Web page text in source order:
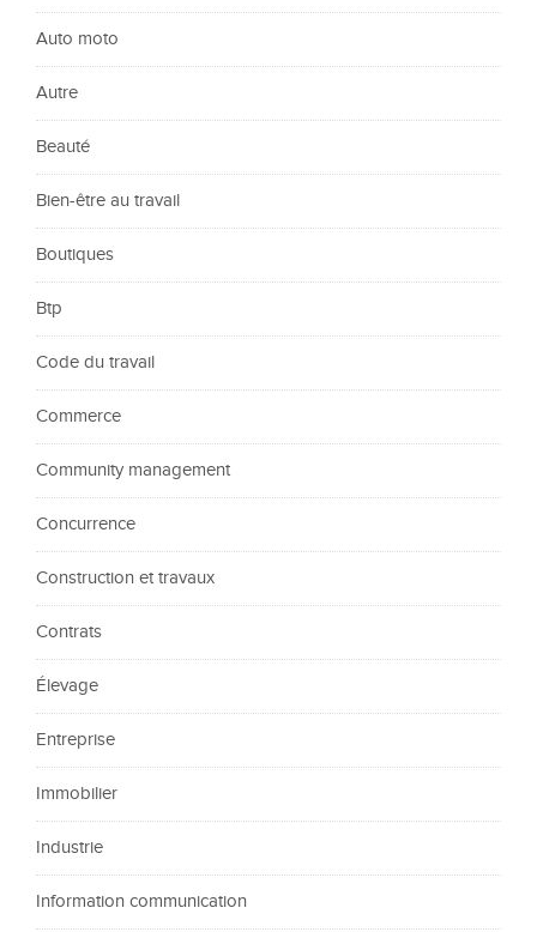
Auto moto
Autre
Beauté
Bien-être au travail
Boutiques
Btp
Code du travail
Commerce
Community management
Concurrence
Construction et travaux
Contrats
Élevage
Entreprise
Immobilier
Industrie
Information communication